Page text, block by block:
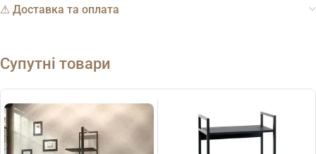
⚠︎ Доставка та оплата
Супутні товари